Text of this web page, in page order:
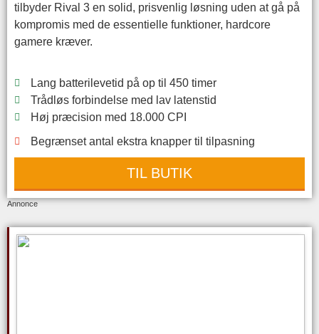
tilbyder Rival 3 en solid, prisvenlig løsning uden at gå på
kompromis med de essentielle funktioner, hardcore
gamere kræver.
Lang batterilevetid på op til 450 timer
Trådløs forbindelse med lav latenstid
Høj præcision med 18.000 CPI
Begrænset antal ekstra knapper til tilpasning
TIL BUTIK
Annonce